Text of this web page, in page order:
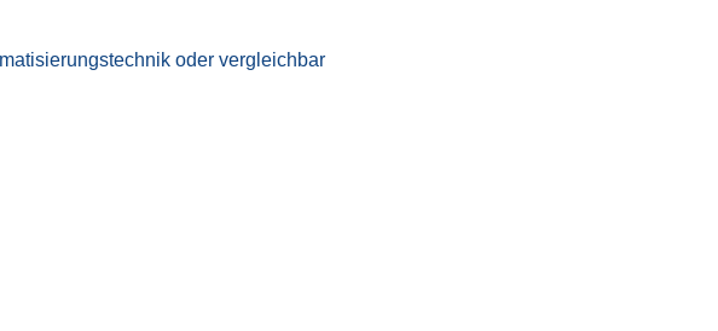
oder vergleichbar